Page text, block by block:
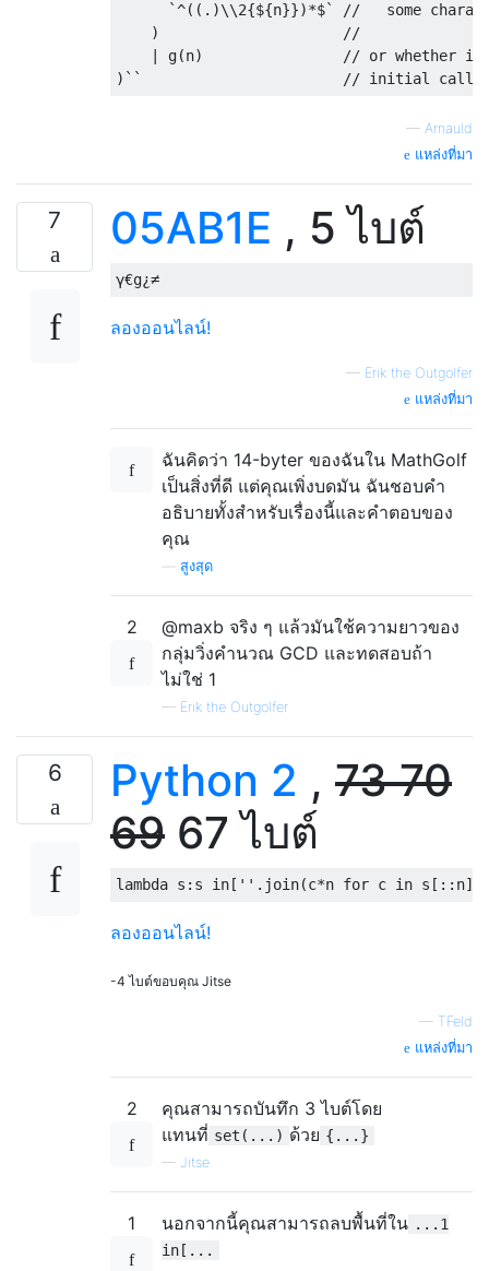
`^((.)\\2{${n}})*$`
//   some
)
//
g(n)
// or whether it
)``
// initial call
— Arnauld
แหล่งที่มา
7 05AB1E , 5 ไบต์
ลองออนไลน์!
— Erik the Outgolfer
แหล่งที่มา
ฉันคิดว่า 14-byter ของฉันใน MathGolf
เป็นสิ่งที่ดี แต่คุณเพิ่งบดมัน ฉันชอบคำ
อธิบายทั้งสำหรับเรื่องนี้และคำตอบของ
คุณ
สูงสุด
2
@maxb จริง ๆ แล้วมันใช้ความยาวของ
กลุ่มวิ่งคำนวณ GCD และทดสอบถ้า
ไม่ใช่ 1
— Erik the Outgolfer
6 Python 2 , 7370
69 67 ไบต์
lambda s : s in [ '' . join(c*n for c in s [:: n])
ลองออนไลน์!
-4 ไบต์ขอบคุณ Jitse
— TFeld
แหล่งที่มา
2
คุณสามารถบันทึก 3 ไบต์โดย
แทนที่ set(...) ด้วย {...}
— Jitse
1 นอกจากนี้คุณสามารถลบพื้นที่ใน ...1
in[...